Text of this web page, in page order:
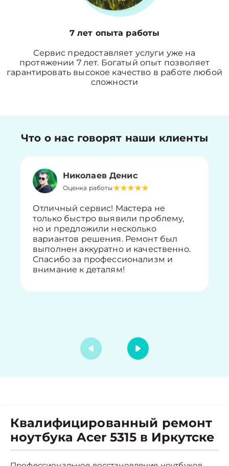
7 лет опыта работы
Сервис предоставляет услуги уже на
протяжении 7 лет. Богатый опыт позволяет
гарантировать высокое качество в работе любой
сложности
Что о нас говорят наши клиенты
Николаев Денис
Оценка работы
Отличный сервис! Мастера не
только быстро выявили проблему,
но и предложили несколько
вариантов решения. Ремонт был
выполнен аккуратно и качественно.
Спасибо за профессионализм и
внимание к деталям!
Квалифицированный ремонт
ноутбука Acer 5315 в Иркутске